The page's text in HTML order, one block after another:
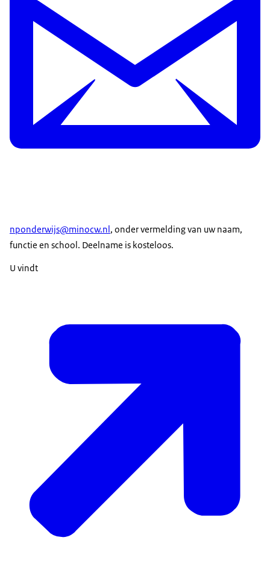
nponderwijs@minocw.nl , onder vermelding van uw naam,
functie en school. Deelname is kosteloos.
U vindt